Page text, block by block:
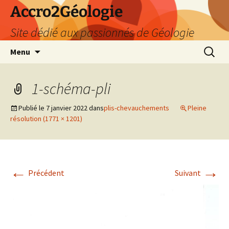
Accro2Géologie
Site dédié aux passionnés de Géologie
Menu
1-schéma-pli
Publié le 7 janvier 2022dansplis-chevauchements
Pleine
résolution (1771 × 1201)
← Précédent Suivant →